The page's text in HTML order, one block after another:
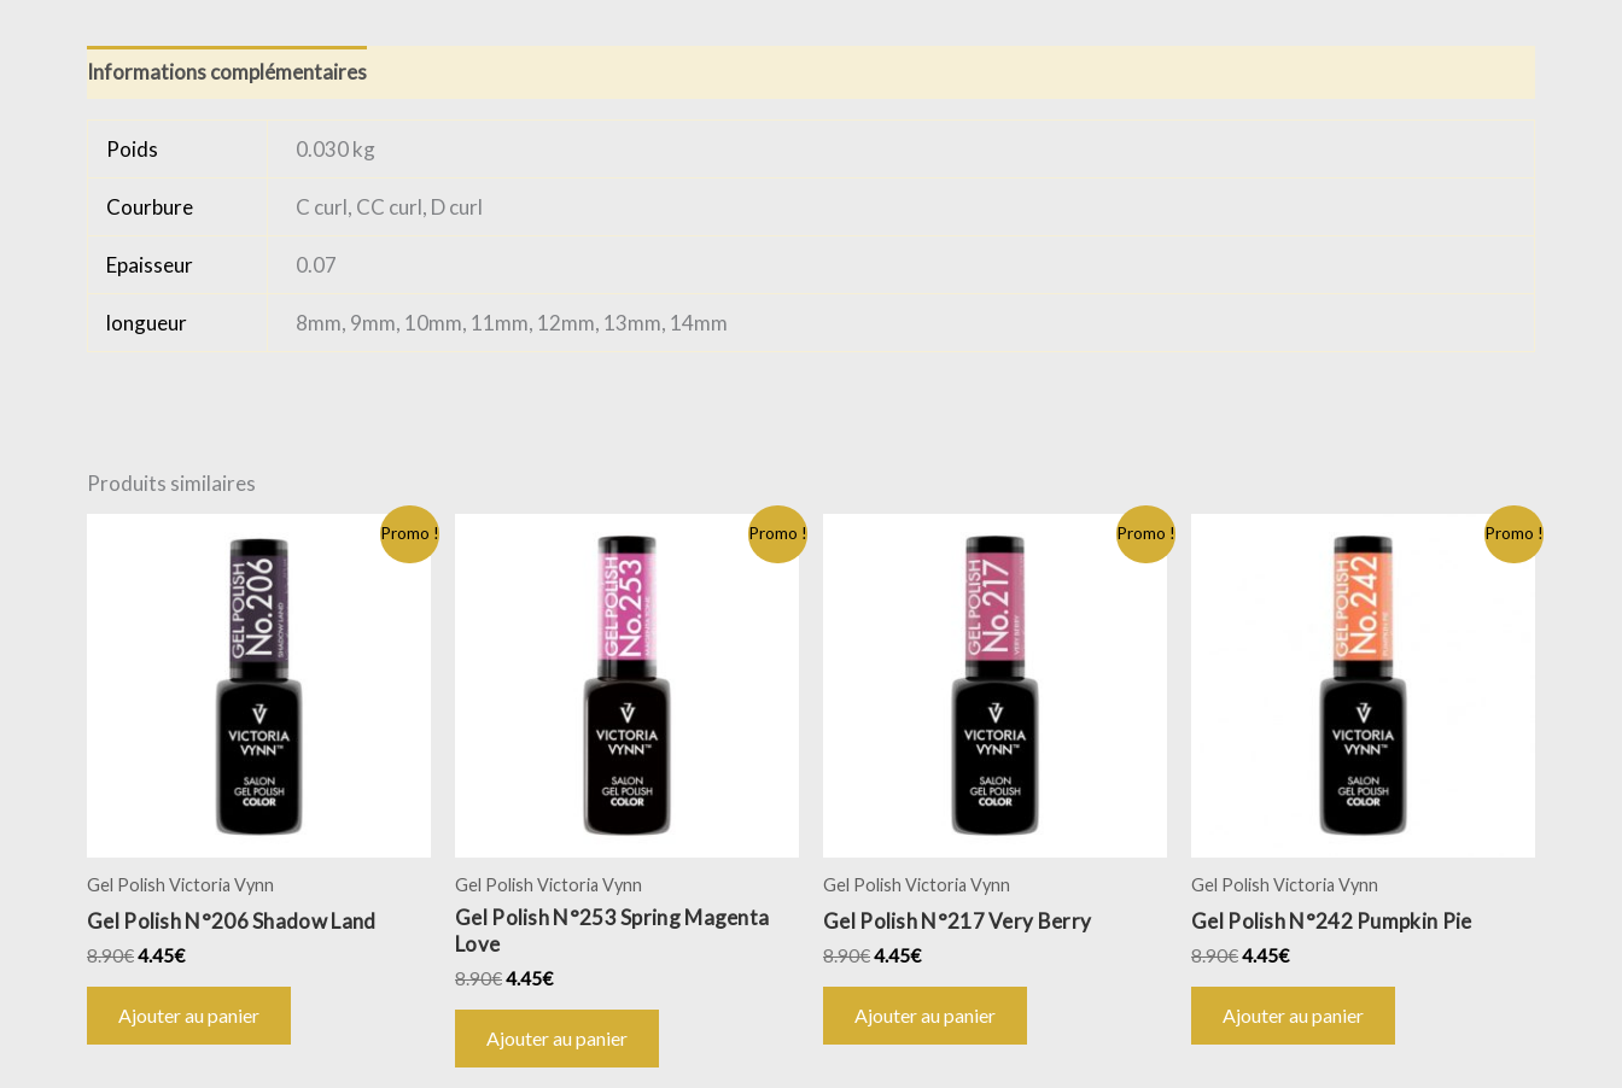
Informations complémentaires
Poids 0.030 kg
Courbure C curl, CC curl, D curl
Epaisseur 0.07
longueur 8mm, 9mm, 10mm, 11mm, 12mm, 13mm, 14mm
Produits similaires
Promo !
Gel Polish Victoria Vynn
Gel Polish N°206 Shadow Land
8.90€4.45€
Ajouter au panier
Promo !
Gel Polish Victoria Vynn
Gel Polish N°253 Spring Magenta
Love
8.90€4.45€
Ajouter au panier
Promo !
Gel Polish Victoria Vynn
Gel Polish N°217 Very Berry
8.90€4.45€
Ajouter au panier
Promo !
Gel Polish Victoria Vynn
Gel Polish N°242 Pumpkin Pie
8.90€4.45€
Ajouter au panier